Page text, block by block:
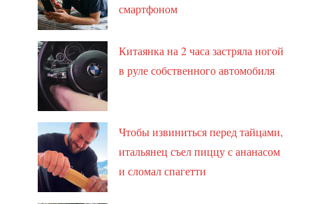
смартфоном
Китаянка на 2 часа застряла ногой
в руле собственного автомобиля
Чтобы извиниться перед тайцами,
итальянец съел пиццу с ананасом
и сломал спагетти